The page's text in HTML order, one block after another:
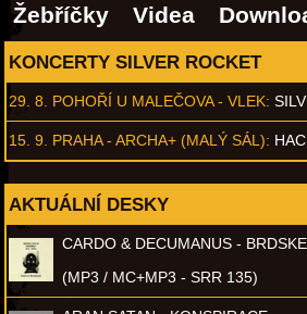
Žebříčky
Videa
KONCERTY SILVER ROCKET
29. 8. POHOŘÍ U MALEČOVA - VLEK:
15. 9. PRAHA - ARCHA+ (MALÝ SÁL):
AKTUÁLNÍ DESKY
CARDO & DECUMANUS -
(MP3 / MC+MP3 - SRR 135)